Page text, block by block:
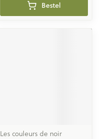
Bestel
Les couleurs de noir